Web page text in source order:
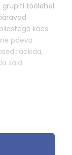
töölehel
koos
päeva
rääkida,
said.